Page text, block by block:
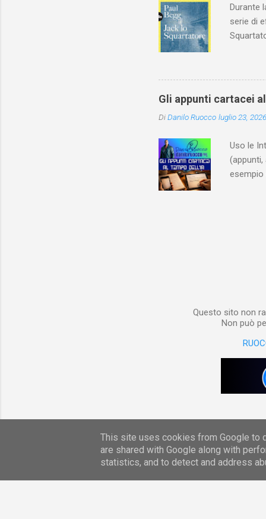
Durante
serie di
dedica
classe
Gli appunti cartacei
DiDanilo Ruocco luglio 23, 2026
Uso le
(appunti,
esempio
Questo sito non
Non può
This site uses cookies from Google to
are shared with Google along with
statistics, and to detect and address